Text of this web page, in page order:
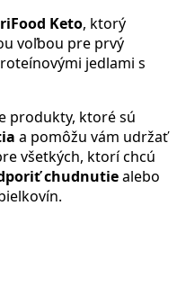
Keto, ktorý
voľbou pre prvý
jedlami s
produkty, ktoré sú
a pomôžu vám udržať
všetkých, ktorí chcú
chudnutiealebo